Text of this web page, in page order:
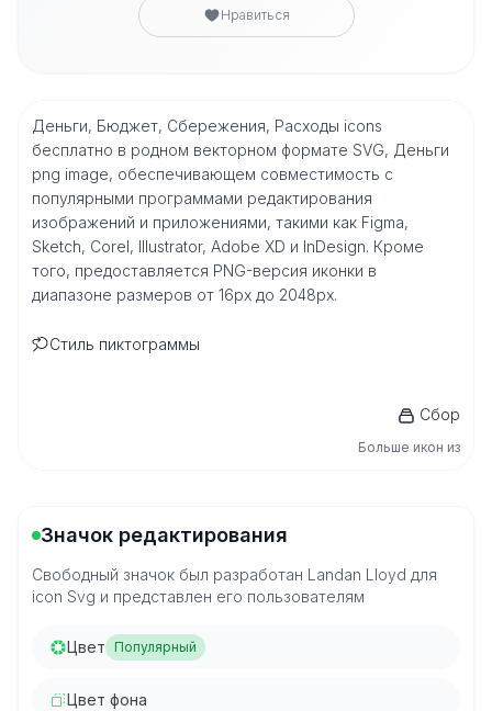
Нравиться
Деньги, Бюджет, Сбережения, Расходы icons
бесплатно в родном векторном формате SVG, Деньги
png image, обеспечивающем совместимость с
популярными программами редактирования
изображений и приложениями, такими как Figma,
Sketch, Corel, Illustrator, Adobe XD и InDesign. Кроме
того, предоставляется PNG-версия иконки в
диапазоне размеров от 16px до 2048px.
Стиль пиктограммы
Сбор
Больше икон из
Значок редактирования
Свободный значок был разработан Landan Lloyd для
icon Svg и представлен его пользователям
Цвет Популярный
Цвет фона